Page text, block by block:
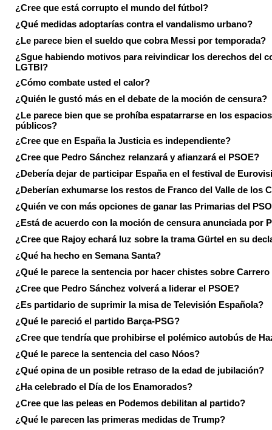
¿Cree que está corrupto el mundo del fútbol?
¿Qué medidas adoptarías contra el vandalismo urbano?
¿Le parece bien el sueldo que cobra Messi por temporada?
¿Sgue habiendo motivos para reivindicar los derechos del
LGTBI?
¿Cómo combate usted el calor?
¿Quién le gustó más en el debate de la moción de censura?
¿Le parece bien que se prohíba espatarrarse en los espacios
públicos?
¿Cree que en España la Justicia es independiente?
¿Cree que Pedro Sánchez relanzará y afianzará el PSOE?
¿Debería dejar de participar España en el festival de
¿Deberían exhumarse los restos de Franco del Valle de los
¿Quién ve con más opciones de ganar las Primarias del
¿Está de acuerdo con la moción de censura anunciada por
¿Cree que Rajoy echará luz sobre la trama Gürtel en su
¿Qué ha hecho en Semana Santa?
¿Qué le parece la sentencia por hacer chistes sobre
¿Cree que Pedro Sánchez volverá a liderar el PSOE?
¿Es partidario de suprimir la misa de Televisión Española?
¿Qué le pareció el partido Barça-PSG?
¿Cree que tendría que prohibirse el polémico autobús de
¿Qué le parece la sentencia del caso Nóos?
¿Qué opina de un posible retraso de la edad de jubilación?
¿Ha celebrado el Día de los Enamorados?
¿Cree que las peleas en Podemos debilitan al partido?
¿Qué le parecen las primeras medidas de Trump?